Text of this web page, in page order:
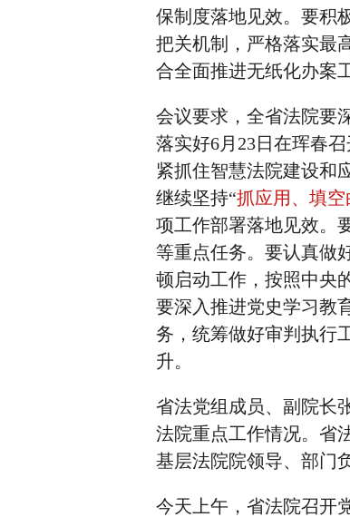
保制度落地见效。要积
把关机制，严格落实最
合全面推进无纸化办案
会议要求，全省法院要
落实好6月23日在珲春
紧抓住智慧法院建设和
继续坚持“抓应用、填
项工作部署落地见效。
等重点任务。要认真做
顿启动工作，按照中央
要深入推进党史学习教
务，统筹做好审判执行
升。
省法党组成员、副院长
法院重点工作情况。省
基层法院院领导、部门
今天上午，省法院召开